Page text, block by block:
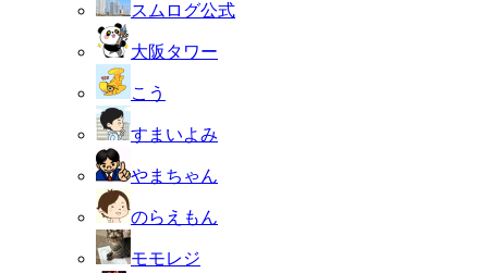
スムログ公式
大阪タワー
こう
すまいよみ
やまちゃん
のらえもん
モモレジ